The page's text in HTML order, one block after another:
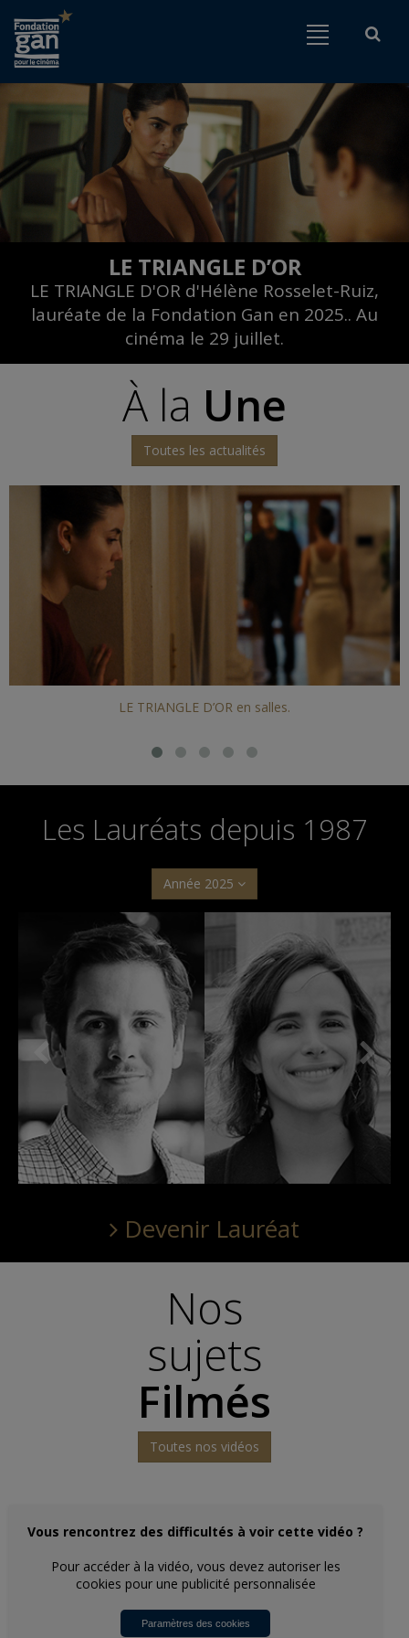
Go to content
Fondation
gan
pour
le
cinéma
Rechercher
LE TRIANGLE D’OR
LE TRIANGLE D'OR d'Hélène Rosselet-Ruiz,
lauréate de la Fondation Gan en 2025.. Au
cinéma le 29 juillet.
À la Une
Toutes les actualités
LE TRIANGLE D’OR en salles.
Les Lauréats depuis 1987
Année 2025
Devenir Lauréat
Nos
sujets
Filmés
Toutes nos vidéos
Vous rencontrez des difficultés à voir cette vidéo ?
Pour accéder à la vidéo, vous devez autoriser les
cookies pour une publicité personnalisée
Paramètres des cookies